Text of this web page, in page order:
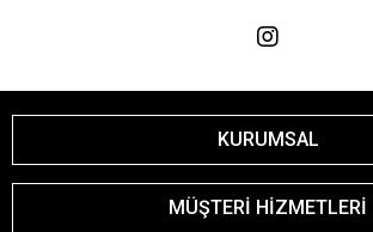
KURUMSAL
MÜŞTERİ HİZMETLERİ